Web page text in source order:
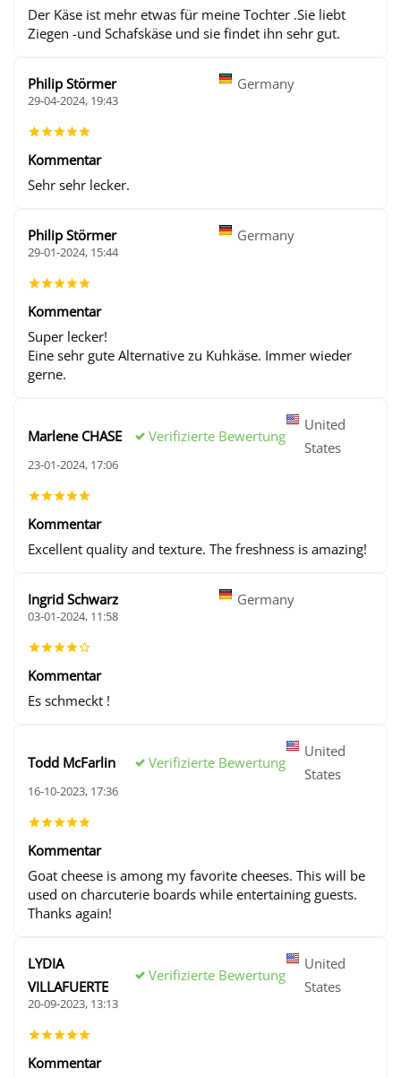
Der Käse ist mehr etwas für meine Tochter .Sie liebt
Ziegen -und Schafskäse und sie findet ihn sehr gut.
Philip Störmer Germany
29-04-2024, 19:43
Kommentar
Sehr sehr lecker.
Philip Störmer Germany
29-01-2024, 15:44
Kommentar
Super lecker!
Eine sehr gute Alternative zu Kuhkäse. Immer wieder
gerne.
Marlene CHASE Verifizierte Bewertung
United
States
23-01-2024, 17:06
Kommentar
Excellent quality and texture. The freshness is amazing!
Ingrid Schwarz Germany
03-01-2024, 11:58
Kommentar
Es schmeckt !
Todd McFarlin Verifizierte Bewertung
United
States
16-10-2023, 17:36
Kommentar
Goat cheese is among my favorite cheeses. This will be
used on charcuterie boards while entertaining guests.
Thanks again!
LYDIA
VILLAFUERTE
Verifizierte Bewertung
United
States
20-09-2023, 13:13
Kommentar